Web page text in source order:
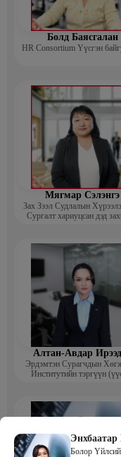
Болор
Болд Баясгалан
HR Consortium Үүсгэн
Мягмар Сэлэнгэ
Зах Зээл Судлалын
Сургалт хариуцсан дэд
Алтан-Авдар
Эрдэмтэн Сурагчдын
Институтийн тэргүүн